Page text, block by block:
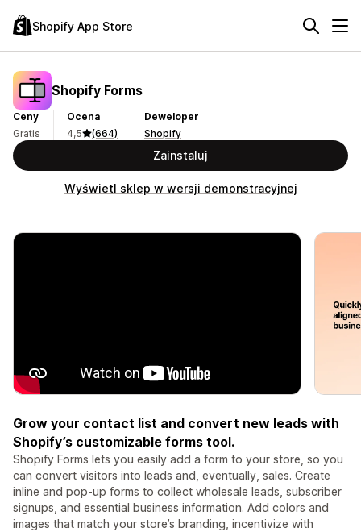
Shopify App Store
Shopify Forms
Ceny
Gratis
Ocena
4,5
(664)
Deweloper
Shopify
Zainstaluj
Wyświetl sklep w wersji demonstracyjnej
Grow your contact list and convert new leads with
Shopify’s customizable forms tool.
Shopify Forms lets you easily add a form to your store, so you
can convert visitors into leads and, eventually, sales. Create
inline and pop-up forms to collect wholesale leads, subscriber
signups, and essential business information. Add colors and
images that match your store’s branding, incentivize with